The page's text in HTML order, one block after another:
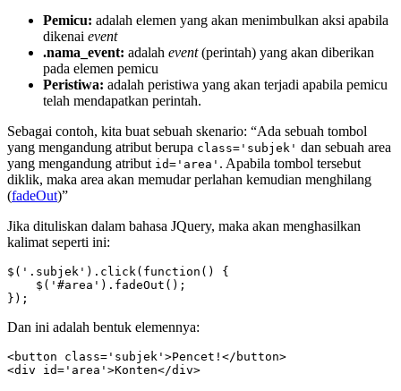
Pemicu: adalah elemen yang akan menimbulkan aksi apabila
dikenai event
.nama_event: adalah event(perintah) yang akan diberikan
pada elemen pemicu
Peristiwa: adalah peristiwa yang akan terjadi apabila pemicu
telah mendapatkan perintah.
Sebagai contoh, kita buat sebuah skenario: “Ada sebuah tombol
yang mengandung atribut berupa class='subjek' dan sebuah area
yang mengandung atribut id='area' . Apabila tombol tersebut
diklik, maka area akan memudar perlahan kemudian menghilang
(fadeOut)”
Jika dituliskan dalam bahasa JQuery, maka akan menghasilkan
kalimat seperti ini:
$('.subjek').click(function() {
    $('#area').fadeOut();
});
Dan ini adalah bentuk elemennya:
<button class='subjek'>Pencet!</button>
<div id='area'>Konten</div>